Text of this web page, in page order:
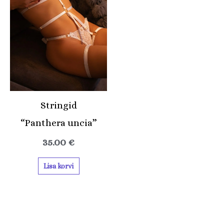
Stringid
“Panthera uncia”
35.00 €
Lisa korvi